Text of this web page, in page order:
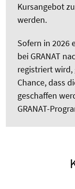
Kursangebot
werden.
Sofern in 2026
bei GRANAT
registriert
Chance, dass
geschaffen
GRANAT-